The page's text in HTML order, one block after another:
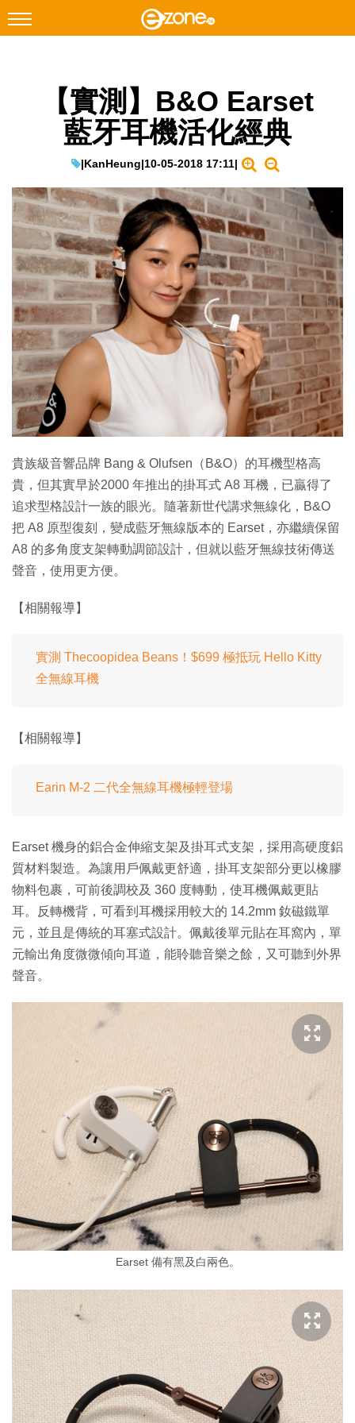
Facebook Instagram
遊戲動漫
教學評測
EduTech
IT Times
生成式AI與雲端應用
Enterprise Digital Transformation
特集
【實測】B&O Earset
藍牙耳機活化經典
|KanHeung|10-05-2018 17:11|
貴族級音響品牌 Bang & Olufsen（B&O）的耳機型格高
貴，但其實早於2000 年推出的掛耳式 A8 耳機，已贏得了
追求型格設計一族的眼光。隨著新世代講求無線化，B&O
把 A8 原型復刻，變成藍牙無線版本的 Earset，亦繼續保留
A8 的多角度支架轉動調節設計，但就以藍牙無線技術傳送
聲音，使用更方便。
【相關報導】
實測 Thecoopidea Beans！$699 極抵玩 Hello Kitty
全無線耳機
【相關報導】
Earin M-2 二代全無線耳機極輕登場
Earset 機身的鋁合金伸縮支架及掛耳式支架，採用高硬度鋁
質材料製造。為讓用戶佩戴更舒適，掛耳支架部分更以橡膠
物料包裹，可前後調校及 360 度轉動，使耳機佩戴更貼
耳。反轉機背，可看到耳機採用較大的 14.2mm 釹磁鐵單
元，並且是傳統的耳塞式設計。佩戴後單元貼在耳窩內，單
元輸出角度微微傾向耳道，能聆聽音樂之餘，又可聽到外界
聲音。
Earset 備有黑及白兩色。